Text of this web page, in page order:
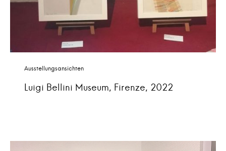
Ausstellungsansichten
Luigi Bellini Museum, Firenze, 2022